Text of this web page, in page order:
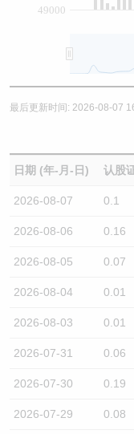
49000
最后更新时间: 2026-08-07
日期 (年-月-日) 认股
2026-08-07 0.1
2026-08-06 0.16
2026-08-05 0.07
2026-08-04 0.01
2026-08-03 0.01
2026-07-31 0.06
2026-07-30 0.19
2026-07-29 0.08